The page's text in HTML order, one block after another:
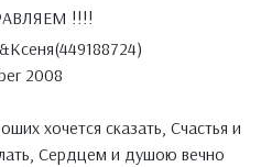
!!!!
2008
хочется сказать, Счастья и
Сердцем и душою вечно